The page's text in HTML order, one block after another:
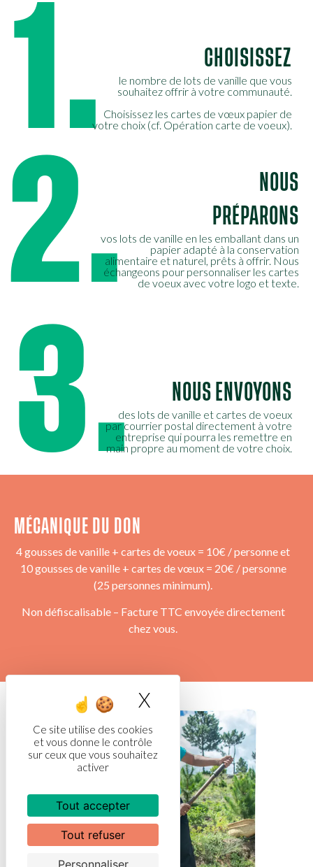
Ce site utilise des cookies
et vous donne le contrôle
sur ceux que vous souhaitez
activer
Tout accepter
Tout refuser
Personnaliser
X
1. CHOISISSEZ
le nombre de lots de vanille que vous
souhaitez offrir à votre communauté.
Choisissez les cartes de vœux papier de
votre choix (cf. Opération carte de voeux).
2.
NOUS
PRÉPARONS
vos lots de vanille en les emballant dans un
papier adapté à la conservation
alimentaire et naturel, prêts à offrir. Nous
échangeons pour personnaliser les cartes
de voeux avec votre logo et texte.
3. NOUS ENVOYONS
des lots de vanille et cartes de voeux
par courrier postal directement à votre
entreprise qui pourra les remettre en
main propre au moment de votre choix.
MÉCANIQUE DU DON
4 gousses de vanille + cartes de voeux = 10€ / personne et
10 gousses de vanille + cartes de vœux = 20€ / personne
(25 personnes minimum).
Non défiscalisable – Facture TTC envoyée directement
chez vous.